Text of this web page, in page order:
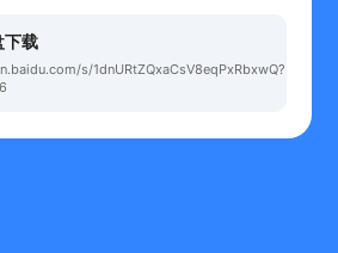
下载
s/1dnURtZQxaCsV8eqPxRbxwQ?